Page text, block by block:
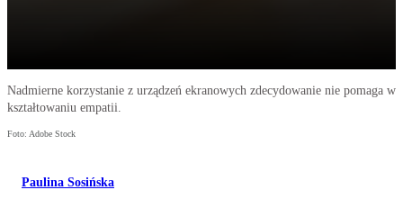
Nadmierne korzystanie z urządzeń ekranowych zdecydowanie nie pomaga w
kształtowaniu empatii.
Foto: Adobe Stock
Paulina Sosińska